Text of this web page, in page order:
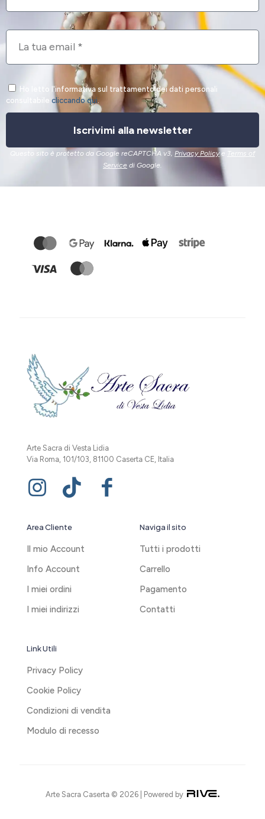
Ho letto l'informativa sul trattamento dei dati personali
consultabile cliccando qui.
Iscrivimi alla newsletter
Questo sito è protetto da Google reCAPTCHA v3, Privacy Policye Terms of
Service di Google.
Arte Sacra di Vesta Lidia
Via Roma, 101/103, 81100 Caserta CE, Italia
Area Cliente
Il mio Account
Info Account
I miei ordini
I miei indirizzi
Naviga il sito
Tutti i prodotti
Carrello
Pagamento
Contatti
Link Utili
Privacy Policy
Cookie Policy
Condizioni di vendita
Modulo di recesso
Arte Sacra Caserta © 2026 | Powered by